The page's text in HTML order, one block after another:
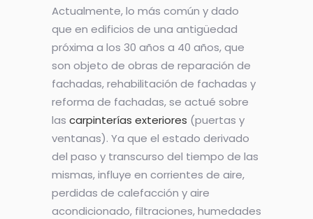
Actualmente, lo más común y dado
que en edificios de una antigüedad
próxima a los 30 años a 40 años, que
son objeto de obras de reparación de
fachadas, rehabilitación de fachadas y
reforma de fachadas, se actué sobre
las carpinterías exteriores (puertas y
ventanas). Ya que el estado derivado
del paso y transcurso del tiempo de las
mismas, influye en corrientes de aire,
perdidas de calefacción y aire
acondicionado, filtraciones, humedades